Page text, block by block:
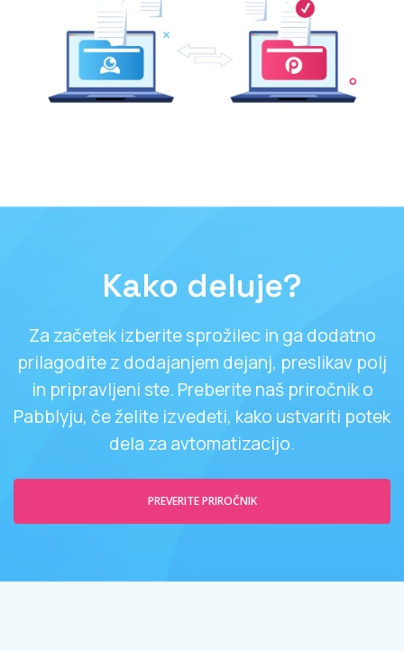
Kako deluje?
Za začetek izberite sprožilec in ga dodatno
prilagodite z dodajanjem dejanj, preslikav polj
in pripravljeni ste. Preberite naš priročnik o
Pabblyju, če želite izvedeti, kako ustvariti potek
dela za avtomatizacijo.
PREVERITE PRIROČNIK